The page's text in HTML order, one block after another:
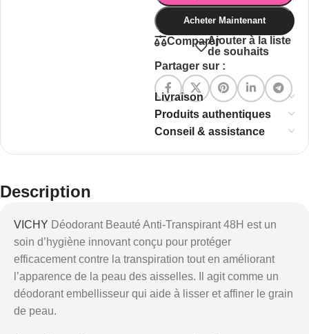
Acheter Maintenant
ComparerAjouter à la liste
de souhaits
Partager sur :
Livraison
Produits authentiques
Conseil & assistance
Description
VICHY Déodorant Beauté Anti-Transpirant 48H est un
soin d’hygiène innovant conçu pour protéger
efficacement contre la transpiration tout en améliorant
l’apparence de la peau des aisselles. Il agit comme un
déodorant embellisseur qui aide à lisser et affiner le grain
de peau.